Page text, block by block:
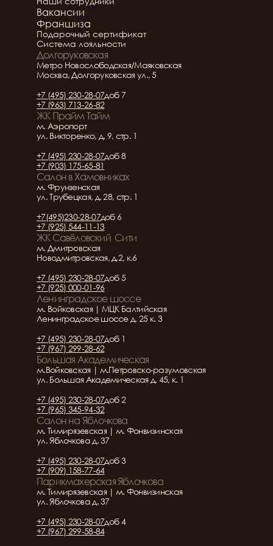
Вакансии
Франшиза
Подарочный сертификат
Система лояльности
Долгоруковская
Метро Новослободская/Маяковская
Москва, Долгоруковская ул., 5
+7 (495) 230-28-07доб 7
+7 (963) 713-26-82
ЖК Прайм Тайм
м. Аэропорт
ул. Викторенко, д. 9, стр. 1
+7 (495) 230-28-07доб 8
+7 (903) 175-65-81
Салон в Хамовниках
м. Фрунзенская
ул. Трубецкая, д. 28, стр. 1
+7(495)230-28-07доб 6
+7 (925) 544-11-13
ЖК Савёловский  Сити
м. Дмитровская
Новодмитровская, д.2, к.6
+7 (495) 230-28-07доб 5
+7 (925) 000-01-96
Ленинградское шоссе
м. Войковская | МЦК Балтийская
Ленинградское шоссе д. 25 к. 3
+7 (495) 230-28-07доб 1
+7 (967) 299-28-62
Большая Академическая
м.Войковская | м.Петровско-разумовская
ул. Большая Академическая д. 45, к. 1
+7 (495) 230-28-07доб 2
+7 (965) 345-94-32
Салон на Яблочкова
м. Тимирязевская | м. Фонвизинская
ул. Яблочкова д. 37
+7 (495) 230-28-07доб 3
+7 (909) 158-77-64
Парикмахерская Яблочкова
м. Тимирязевская | м. Фонвизинская
ул. Яблочкова д. 37
+7 (495) 230-28-07доб 4
+7 (967) 299-58-84